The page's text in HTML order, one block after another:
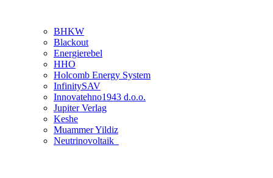
BHKW
Blackout
Energierebel
HHO
Holcomb Energy System
InfinitySAV
Innovatehno1943 d.o.o.
Jupiter Verlag
Keshe
Muammer Yildiz
Neutrinovoltaik